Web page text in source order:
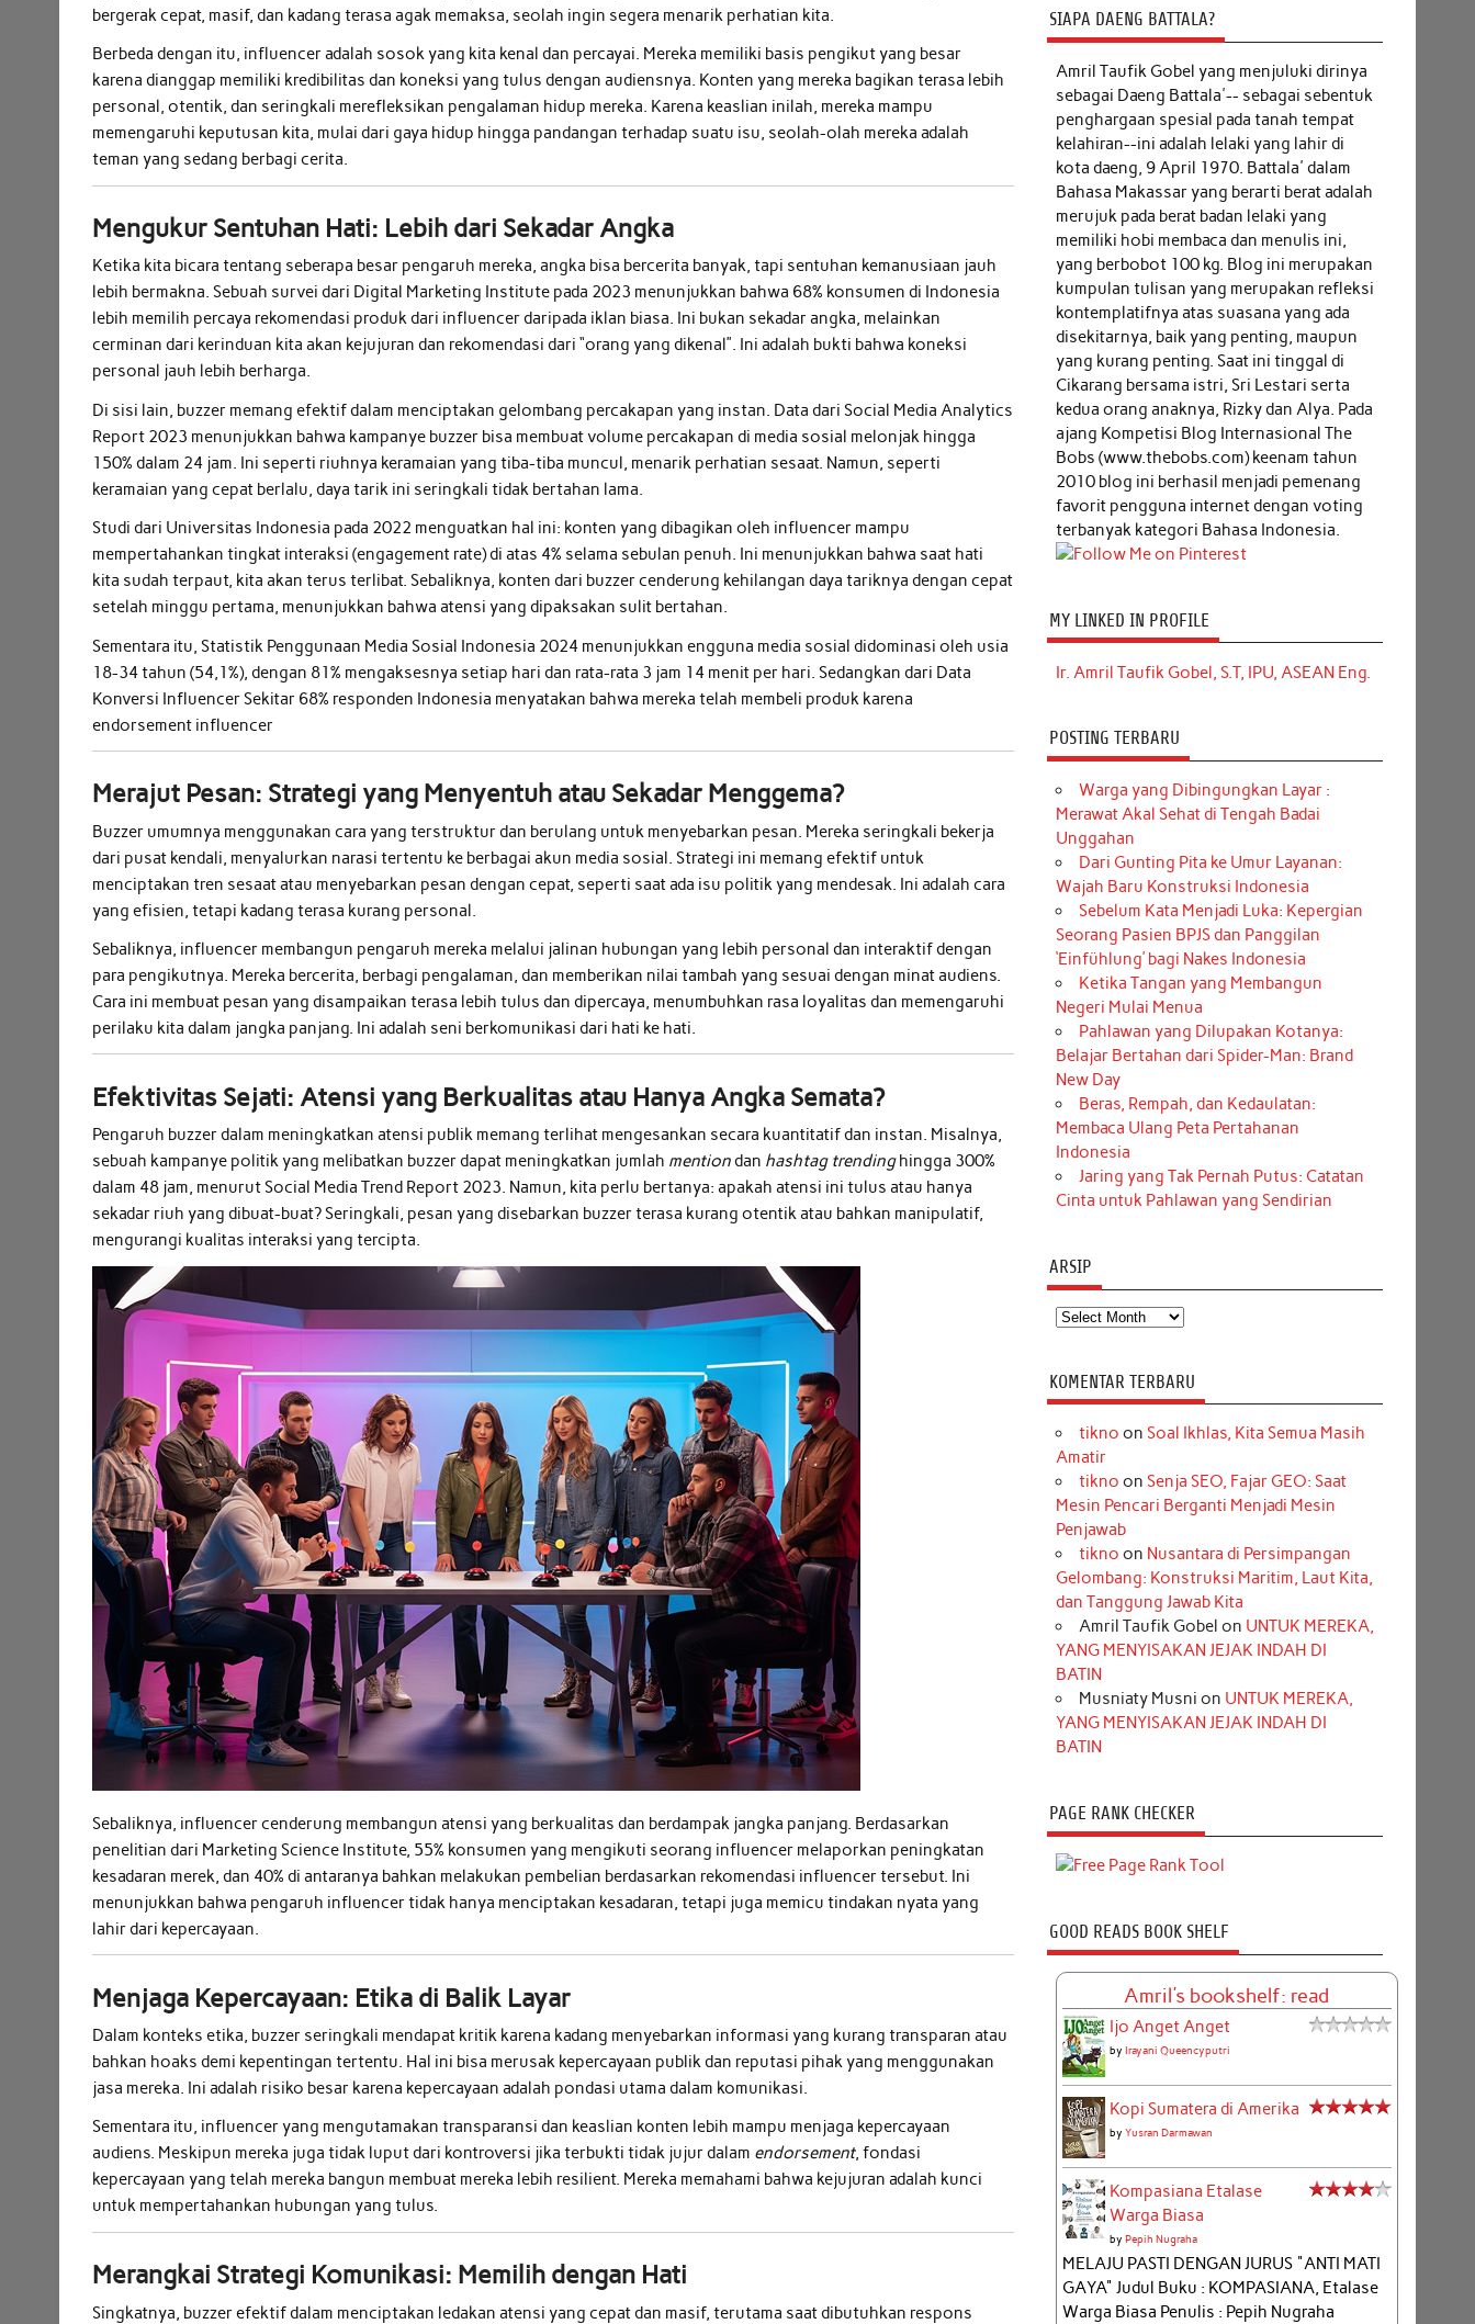
bergerak cepat, masif, dan kadang terasa agak memaksa, seolah ingin segera menarik perhatian kita.
Berbeda dengan itu, influencer adalah sosok yang kita kenal dan percayai. Mereka memiliki basis pengikut yang besar
karena dianggap memiliki kredibilitas dan koneksi yang tulus dengan audiensnya. Konten yang mereka bagikan terasa lebih
personal, otentik, dan seringkali merefleksikan pengalaman hidup mereka. Karena keaslian inilah, mereka mampu
memengaruhi keputusan kita, mulai dari gaya hidup hingga pandangan terhadap suatu isu, seolah-olah mereka adalah
teman yang sedang berbagi cerita.
Mengukur Sentuhan Hati: Lebih dari Sekadar Angka
Ketika kita bicara tentang seberapa besar pengaruh mereka, angka bisa bercerita banyak, tapi sentuhan kemanusiaan jauh
lebih bermakna. Sebuah survei dari Digital Marketing Institute pada 2023 menunjukkan bahwa 68% konsumen di Indonesia
lebih memilih percaya rekomendasi produk dari influencer daripada iklan biasa. Ini bukan sekadar angka, melainkan
cerminan dari kerinduan kita akan kejujuran dan rekomendasi dari “orang yang dikenal”. Ini adalah bukti bahwa koneksi
personal jauh lebih berharga.
Di sisi lain, buzzer memang efektif dalam menciptakan gelombang percakapan yang instan. Data dari Social Media Analytics
Report 2023 menunjukkan bahwa kampanye buzzer bisa membuat volume percakapan di media sosial melonjak hingga
150% dalam 24 jam. Ini seperti riuhnya keramaian yang tiba-tiba muncul, menarik perhatian sesaat. Namun, seperti
keramaian yang cepat berlalu, daya tarik ini seringkali tidak bertahan lama.
Studi dari Universitas Indonesia pada 2022 menguatkan hal ini: konten yang dibagikan oleh influencer mampu
mempertahankan tingkat interaksi (engagement rate) di atas 4% selama sebulan penuh. Ini menunjukkan bahwa saat hati
kita sudah terpaut, kita akan terus terlibat. Sebaliknya, konten dari buzzer cenderung kehilangan daya tariknya dengan cepat
setelah minggu pertama, menunjukkan bahwa atensi yang dipaksakan sulit bertahan.
Sementara itu, Statistik Penggunaan Media Sosial Indonesia 2024 menunjukkan engguna media sosial didominasi oleh usia
18-34 tahun (54,1%), dengan 81% mengaksesnya setiap hari dan rata-rata 3 jam 14 menit per hari. Sedangkan dari Data
Konversi Influencer Sekitar 68% responden Indonesia menyatakan bahwa mereka telah membeli produk karena
endorsement influencer
Merajut Pesan: Strategi yang Menyentuh atau Sekadar Menggema?
Buzzer umumnya menggunakan cara yang terstruktur dan berulang untuk menyebarkan pesan. Mereka seringkali bekerja
dari pusat kendali, menyalurkan narasi tertentu ke berbagai akun media sosial. Strategi ini memang efektif untuk
menciptakan tren sesaat atau menyebarkan pesan dengan cepat, seperti saat ada isu politik yang mendesak. Ini adalah cara
yang efisien, tetapi kadang terasa kurang personal.
Sebaliknya, influencer membangun pengaruh mereka melalui jalinan hubungan yang lebih personal dan interaktif dengan
para pengikutnya. Mereka bercerita, berbagi pengalaman, dan memberikan nilai tambah yang sesuai dengan minat audiens.
Cara ini membuat pesan yang disampaikan terasa lebih tulus dan dipercaya, menumbuhkan rasa loyalitas dan memengaruhi
perilaku kita dalam jangka panjang. Ini adalah seni berkomunikasi dari hati ke hati.
Efektivitas Sejati: Atensi yang Berkualitas atau Hanya Angka Semata?
Pengaruh buzzer dalam meningkatkan atensi publik memang terlihat mengesankan secara kuantitatif dan instan. Misalnya,
sebuah kampanye politik yang melibatkan buzzer dapat meningkatkan jumlah mentiondan hashtag trendinghingga 300%
dalam 48 jam, menurut Social Media Trend Report 2023. Namun, kita perlu bertanya: apakah atensi ini tulus atau hanya
sekadar riuh yang dibuat-buat? Seringkali, pesan yang disebarkan buzzer terasa kurang otentik atau bahkan manipulatif,
mengurangi kualitas interaksi yang tercipta.
Sebaliknya, influencer cenderung membangun atensi yang berkualitas dan berdampak jangka panjang. Berdasarkan
penelitian dari Marketing Science Institute, 55% konsumen yang mengikuti seorang influencer melaporkan peningkatan
kesadaran merek, dan 40% di antaranya bahkan melakukan pembelian berdasarkan rekomendasi influencer tersebut. Ini
menunjukkan bahwa pengaruh influencer tidak hanya menciptakan kesadaran, tetapi juga memicu tindakan nyata yang
lahir dari kepercayaan.
Menjaga Kepercayaan: Etika di Balik Layar
Dalam konteks etika, buzzer seringkali mendapat kritik karena kadang menyebarkan informasi yang kurang transparan atau
bahkan hoaks demi kepentingan tertentu. Hal ini bisa merusak kepercayaan publik dan reputasi pihak yang menggunakan
jasa mereka. Ini adalah risiko besar karena kepercayaan adalah pondasi utama dalam komunikasi.
Sementara itu, influencer yang mengutamakan transparansi dan keaslian konten lebih mampu menjaga kepercayaan
audiens. Meskipun mereka juga tidak luput dari kontroversi jika terbukti tidak jujur dalam endorsement, fondasi
kepercayaan yang telah mereka bangun membuat mereka lebih resilient. Mereka memahami bahwa kejujuran adalah kunci
untuk mempertahankan hubungan yang tulus.
Merangkai Strategi Komunikasi: Memilih dengan Hati
Singkatnya, buzzer efektif dalam menciptakan ledakan atensi yang cepat dan masif, terutama saat dibutuhkan respons
SIAPA DAENG BATTALA?
Amril Taufik Gobel yang menjuluki dirinya
sebagai Daeng Battala'-- sebagai sebentuk
penghargaan spesial pada tanah tempat
kelahiran--ini adalah lelaki yang lahir di
kota daeng, 9 April 1970. Battala' dalam
Bahasa Makassar yang berarti berat adalah
merujuk pada berat badan lelaki yang
memiliki hobi membaca dan menulis ini,
yang berbobot 100 kg. Blog ini merupakan
kumpulan tulisan yang merupakan refleksi
kontemplatifnya atas suasana yang ada
disekitarnya, baik yang penting, maupun
yang kurang penting. Saat ini tinggal di
Cikarang bersama istri, Sri Lestari serta
kedua orang anaknya, Rizky dan Alya. Pada
ajang Kompetisi Blog Internasional The
Bobs (www.thebobs.com) keenam tahun
2010 blog ini berhasil menjadi pemenang
favorit pengguna internet dengan voting
terbanyak kategori Bahasa Indonesia.
MY LINKED IN PROFILE
Ir. Amril Taufik Gobel, S.T, IPU, ASEAN Eng.
POSTING TERBARU
Warga yang Dibingungkan Layar :
Merawat Akal Sehat di Tengah Badai
Unggahan
Dari Gunting Pita ke Umur Layanan:
Wajah Baru Konstruksi Indonesia
Sebelum Kata Menjadi Luka: Kepergian
Seorang Pasien BPJS dan Panggilan
‘Einfühlung’ bagi Nakes Indonesia
Ketika Tangan yang Membangun
Negeri Mulai Menua
Pahlawan yang Dilupakan Kotanya:
Belajar Bertahan dari Spider-Man: Brand
New Day
Beras, Rempah, dan Kedaulatan:
Membaca Ulang Peta Pertahanan
Indonesia
Jaring yang Tak Pernah Putus: Catatan
Cinta untuk Pahlawan yang Sendirian
ARSIP
Arsip
KOMENTAR TERBARU
tikno on Soal Ikhlas, Kita Semua Masih
Amatir
tikno on Senja SEO, Fajar GEO: Saat
Mesin Pencari Berganti Menjadi Mesin
Penjawab
tikno on Nusantara di Persimpangan
Gelombang: Konstruksi Maritim, Laut Kita,
dan Tanggung Jawab Kita
Amril Taufik Gobel on UNTUK MEREKA,
YANG MENYISAKAN JEJAK INDAH DI
BATIN
Musniaty Musni on UNTUK MEREKA,
YANG MENYISAKAN JEJAK INDAH DI
BATIN
PAGE RANK CHECKER
GOOD READS BOOK SHELF
Amril's bookshelf: read
Ijo Anget Anget
by Irayani Queencyputri
Kopi Sumatera di Amerika
by Yusran Darmawan
Kompasiana Etalase
Warga Biasa
by Pepih Nugraha
MELAJU PASTI DENGAN JURUS "ANTI MATI
GAYA" Judul Buku : KOMPASIANA, Etalase
Warga Biasa Penulis : Pepih Nugraha